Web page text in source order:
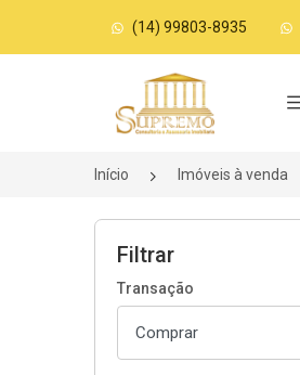
(14) 99803-8935
Página inicial
Início Imóveis à venda
Filtrar
Transação